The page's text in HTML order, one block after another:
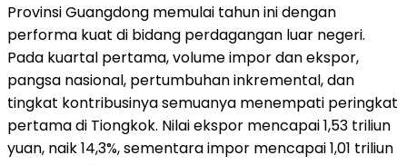
Provinsi Guangdong memulai tahun ini dengan
performa kuat di bidang perdagangan luar negeri.
Pada kuartal pertama, volume impor dan ekspor,
pangsa nasional, pertumbuhan inkremental, dan
tingkat kontribusinya semuanya menempati peringkat
pertama di Tiongkok. Nilai ekspor mencapai 1,53 triliun
yuan, naik 14,3%, sementara impor mencapai 1,01 triliun